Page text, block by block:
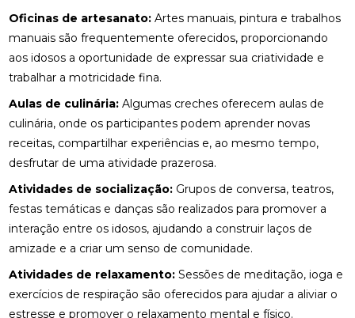
Oficinas de artesanato: Artes manuais, pintura e trabalhos
manuais são frequentemente oferecidos, proporcionando
aos idosos a oportunidade de expressar sua criatividade e
trabalhar a motricidade fina.
Aulas de culinária: Algumas creches oferecem aulas de
culinária, onde os participantes podem aprender novas
receitas, compartilhar experiências e, ao mesmo tempo,
desfrutar de uma atividade prazerosa.
Atividades de socialização: Grupos de conversa, teatros,
festas temáticas e danças são realizados para promover a
interação entre os idosos, ajudando a construir laços de
amizade e a criar um senso de comunidade.
Atividades de relaxamento: Sessões de meditação, ioga e
exercícios de respiração são oferecidos para ajudar a aliviar o
estresse e promover o relaxamento mental e físico.